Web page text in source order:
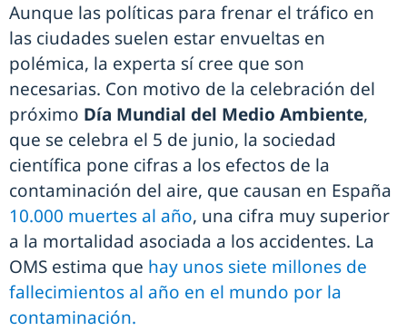
Aunque las políticas para frenar el tráfico en
las ciudades suelen estar envueltas en
polémica, la experta sí cree que son
necesarias. Con motivo de la celebración del
próximo Día Mundial del Medio Ambiente,
que se celebra el 5 de junio, la sociedad
científica pone cifras a los efectos de la
contaminación del aire, que causan en España
10.000 muertes al año, una cifra muy superior
a la mortalidad asociada a los accidentes. La
OMS estima que hay unos siete millones de
fallecimientos al año en el mundo por la
contaminación.